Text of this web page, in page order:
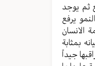
ثم یوجد
یرفع
الانسان
بمثابة
جیداً